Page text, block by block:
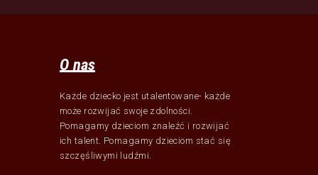
O nas
Każde dziecko jest utalentowane- każde
może rozwijać swoje zdolności.
Pomagamy dzieciom znaleźć i rozwijać
ich talent. Pomagamy dzieciom stać się
szczęśliwymi ludźmi.